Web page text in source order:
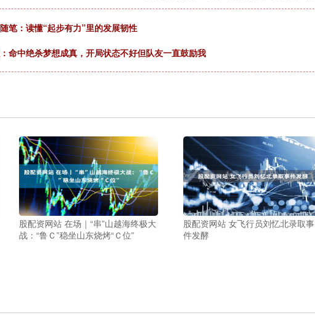
笔：读懂“起步有力”里的发展韧性
命中绝杀梦想成真，开局状态不好但队友一直鼓励我
股配资网站 在场｜“串”山越海终极大
战：“鲁Ｃ”稳坐山东烧烤“Ｃ位”
股配资网站 女飞行员刘忆北录取事
件发酵